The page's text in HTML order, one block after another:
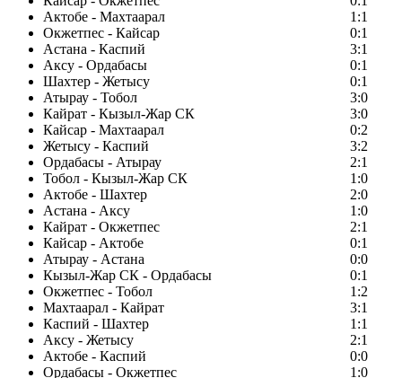
Актобе - Махтаарал
1:1
Окжетпес - Кайсар
0:1
Астана - Каспий
3:1
Аксу - Ордабасы
0:1
Шахтер - Жетысу
0:1
Атырау - Тобол
3:0
Кайрат - Кызыл-Жар СК
3:0
Кайсар - Махтаарал
0:2
Жетысу - Каспий
3:2
Ордабасы - Атырау
2:1
Тобол - Кызыл-Жар СК
1:0
Актобе - Шахтер
2:0
Астана - Аксу
1:0
Кайрат - Окжетпес
2:1
Кайсар - Актобе
0:1
Атырау - Астана
0:0
Кызыл-Жар СК - Ордабасы
0:1
Окжетпес - Тобол
1:2
Махтаарал - Кайрат
3:1
Каспий - Шахтер
1:1
Аксу - Жетысу
2:1
Актобе - Каспий
0:0
Ордабасы - Окжетпес
1:0